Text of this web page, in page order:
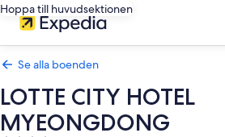
Hoppa till huvudsektionen
Se alla boenden
LOTTE CITY HOTEL
MYEONGDONG